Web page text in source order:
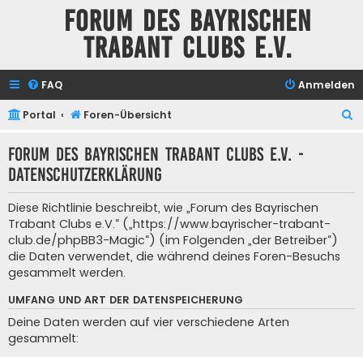
Forum des Bayrischen
Trabant Clubs e.V.
FAQ Anmelden
Portal Foren-Übersicht
Forum des Bayrischen Trabant Clubs e.V. -
Datenschutzerklärung
Diese Richtlinie beschreibt, wie „Forum des Bayrischen
Trabant Clubs e.V.“ („https://www.bayrischer-trabant-
club.de/phpBB3-Magic“) (im Folgenden „der Betreiber“)
die Daten verwendet, die während deines Foren-Besuchs
gesammelt werden.
UMFANG UND ART DER DATENSPEICHERUNG
Deine Daten werden auf vier verschiedene Arten
gesammelt: